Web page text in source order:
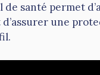
de santé permet
une